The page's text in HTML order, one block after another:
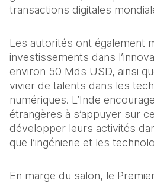
transactions digitales
Les autorités ont également
investissements dans
environ 50 Mds USD, ainsi
vivier de talents dans les
numériques. L’Inde
étrangères à s’appuyer sur
développer leurs activités
que l’ingénierie et les
En marge du salon, le